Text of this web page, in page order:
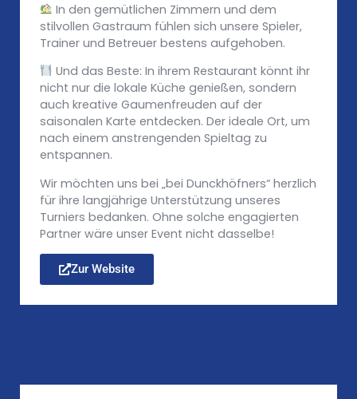
In den gemütlichen Zimmern und dem
stilvollen Gastraum fühlen sich unsere Spieler,
Trainer und Betreuer bestens aufgehoben.
Und das Beste: In ihrem Restaurant könnt ihr
nicht nur die lokale Küche genießen, sondern
auch kreative Gaumenfreuden auf der
saisonalen Karte entdecken. Der ideale Ort, um
nach einem anstrengenden Spieltag zu
entspannen.
Wir möchten uns bei „bei Dunckhöfners“ herzlich
für ihre langjährige Unterstützung unseres
Turniers bedanken. Ohne solche engagierten
Partner wäre unser Event nicht dasselbe!
Zur Website